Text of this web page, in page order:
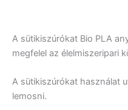
A sütikiszúrókat Bio PLA
megfelel az élelmiszeripari
A sütikiszúrókat használat
lemosni.